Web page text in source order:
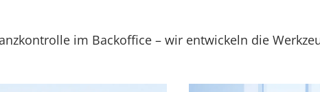
im Backoffice – wir entwickeln die